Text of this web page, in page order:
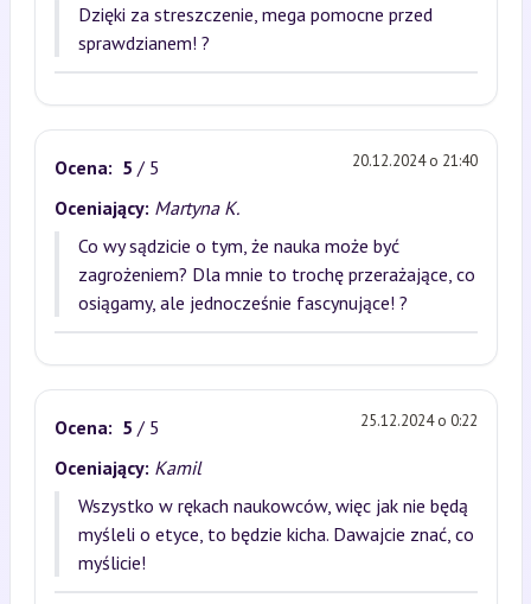
Dzięki za streszczenie, mega pomocne przed
sprawdzianem! ?
Ocena: 5 / 5 20.12.2024 o 21:40
Oceniający: Martyna K.
Co wy sądzicie o tym, że nauka może być
zagrożeniem? Dla mnie to trochę przerażające, co
osiągamy, ale jednocześnie fascynujące! ?
Ocena: 5 / 5 25.12.2024 o 0:22
Oceniający: Kamil
Wszystko w rękach naukowców, więc jak nie będą
myśleli o etyce, to będzie kicha. Dawajcie znać, co
myślicie!